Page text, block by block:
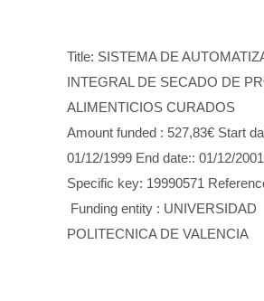
Title: SISTEMA DE
INTEGRAL DE SECADO DE
ALIMENTICIOS CURADOS
Amount funded : 527,83€ Start
01/12/1999 End date:: 01/12/2001
Specific key: 19990571
Funding entity : UNIVERSIDAD
POLITECNICA DE VALENCIA